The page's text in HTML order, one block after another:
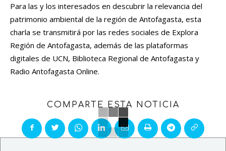
Para las y los interesados en descubrir la relevancia del
patrimonio ambiental de la región de Antofagasta, esta
charla se transmitirá por las redes sociales de Explora
Región de Antofagasta, además de las plataformas
digitales de UCN, Biblioteca Regional de Antofagasta y
Radio Antofagasta Online.
COMPARTE ESTA NOTICIA